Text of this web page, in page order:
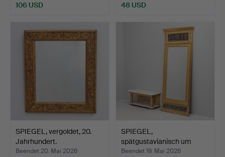
106 USD 48 USD
SPIEGEL, vergoldet, 20.
Jahrhundert.
Beendet 20. Mai 2026
SPIEGEL,
spätgustavianisch um
1800, mit Ko…
Beendet 19. Mai 2026